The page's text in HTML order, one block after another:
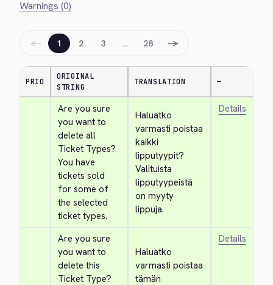
Warnings (0)
← 1 2 3 … 28 →
PRIO
ORIGINAL
STRING
TRANSLATION —
Are you sure
you want to
delete all
Ticket Types?
You have
tickets sold
for some of
the selected
ticket types.
Haluatko
varmasti poistaa
kaikki
lipputyypit?
Valituista
lipputyypeistä
on myyty
lippuja.
Details
Are you sure
you want to
delete this
Ticket Type?
Haluatko
varmasti poistaa
tämän
Details